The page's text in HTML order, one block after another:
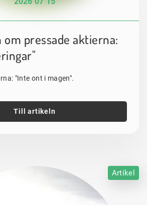
pressade aktierna:
"Inte ont i magen".
Till artikeln
Artikel